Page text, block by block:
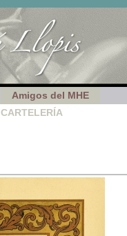
Amigos del MHE
CARTELERÍA